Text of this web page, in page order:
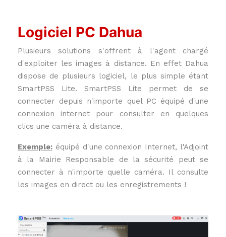
Logiciel PC Dahua
Plusieurs solutions s'offrent à l'agent chargé
d'exploiter les images à distance. En effet Dahua
dispose de plusieurs logiciel, le plus simple étant
SmartPSS Lite. SmartPSS Lite permet de se
connecter depuis n'importe quel PC équipé d'une
connexion internet pour consulter en quelques
clics une caméra à distance.
Exemple: équipé d'une connexion Internet, l'Adjoint
à la Mairie Responsable de la sécurité peut se
connecter à n'importe quelle caméra. Il consulte
les images en direct ou les enregistrements !